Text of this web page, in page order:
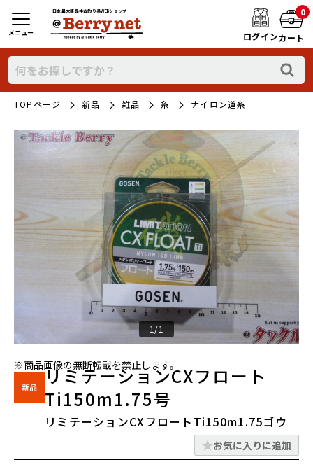
日本最大新品中古釣り具WEBショップ
ログイン
0
カート
メニュー
TOPページ 新品 雑品 糸 ナイロン道糸
1/1
※商品画像の無断転載を禁止します。
リミテーションCXフロート
Ti150m1.75号
リミテーションCXフロートTi150m1.75ゴウ
お気に入りに追加